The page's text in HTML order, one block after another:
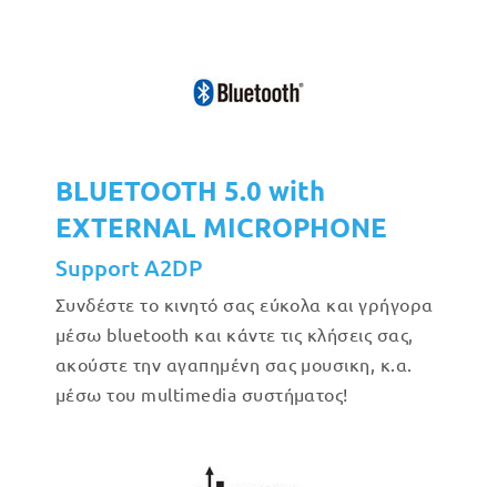
BLUETOOTH 5.0 with
EXTERNAL MICROPHONE
Support A2DP
Συνδέστε το κινητό σας εύκολα και γρήγορα
μέσω bluetooth και κάντε τις κλήσεις σας,
ακούστε την αγαπημένη σας μουσικη, κ.α.
μέσω του multimedia συστήματος!